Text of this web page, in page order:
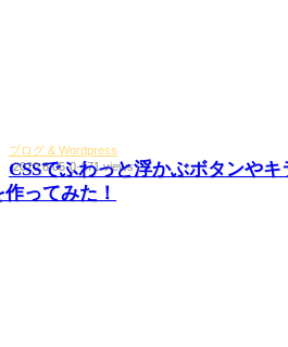
ブログ & Wordpress
·2020.8.05·0·171 views
CSSでふわっと浮かぶボタンや
作ってみた！